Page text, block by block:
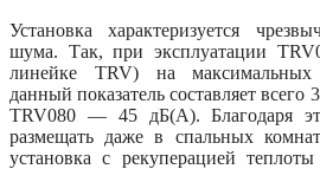
Установка характеризуется
шума. Так, при эксплуатации
линейке TRV) на максимальных
данный показатель составляет
TRV080 — 45 дБ(А). Благодаря
размещать даже в спальных
установка с рекуперацией